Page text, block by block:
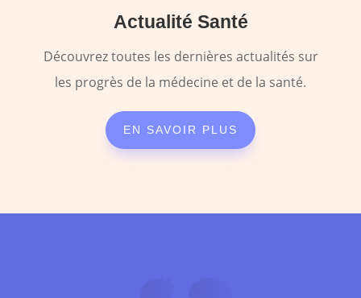
Actualité Santé
Découvrez toutes les dernières actualités sur
les progrès de la médecine et de la santé.
EN SAVOIR PLUS